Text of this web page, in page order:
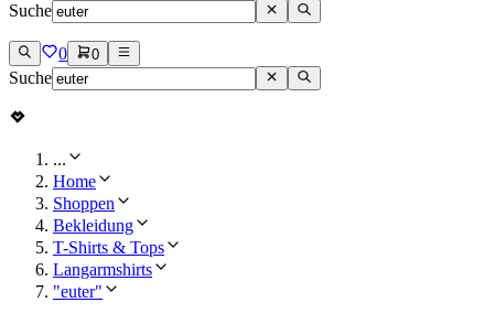
Suche
0 0
Suche
...
Home
Shoppen
Bekleidung
T-Shirts & Tops
Langarmshirts
"euter"